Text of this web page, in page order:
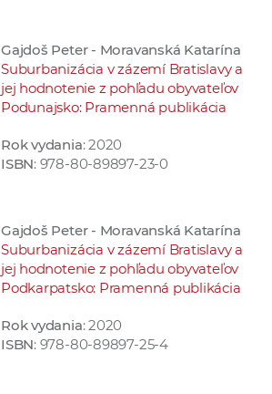
Gajdoš Peter - Moravanská Katarína
Suburbanizácia v zázemí Bratislavy a
jej hodnotenie z pohľadu obyvateľov
Podunajsko: Pramenná publikácia
Rok vydania: 2020
ISBN: 978-80-89897-23-0
Gajdoš Peter - Moravanská Katarína
Suburbanizácia v zázemí Bratislavy a
jej hodnotenie z pohľadu obyvateľov
Podkarpatsko: Pramenná publikácia
Rok vydania: 2020
ISBN: 978-80-89897-25-4